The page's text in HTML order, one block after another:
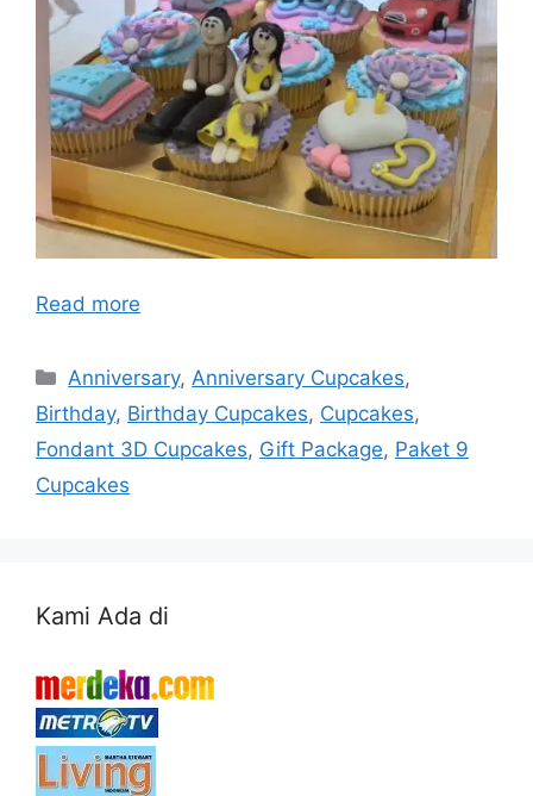
Read more
Categories
Anniversary, Anniversary Cupcakes,
Birthday, Birthday Cupcakes, Cupcakes,
Fondant 3D Cupcakes, Gift Package, Paket 9
Cupcakes
Kami Ada di